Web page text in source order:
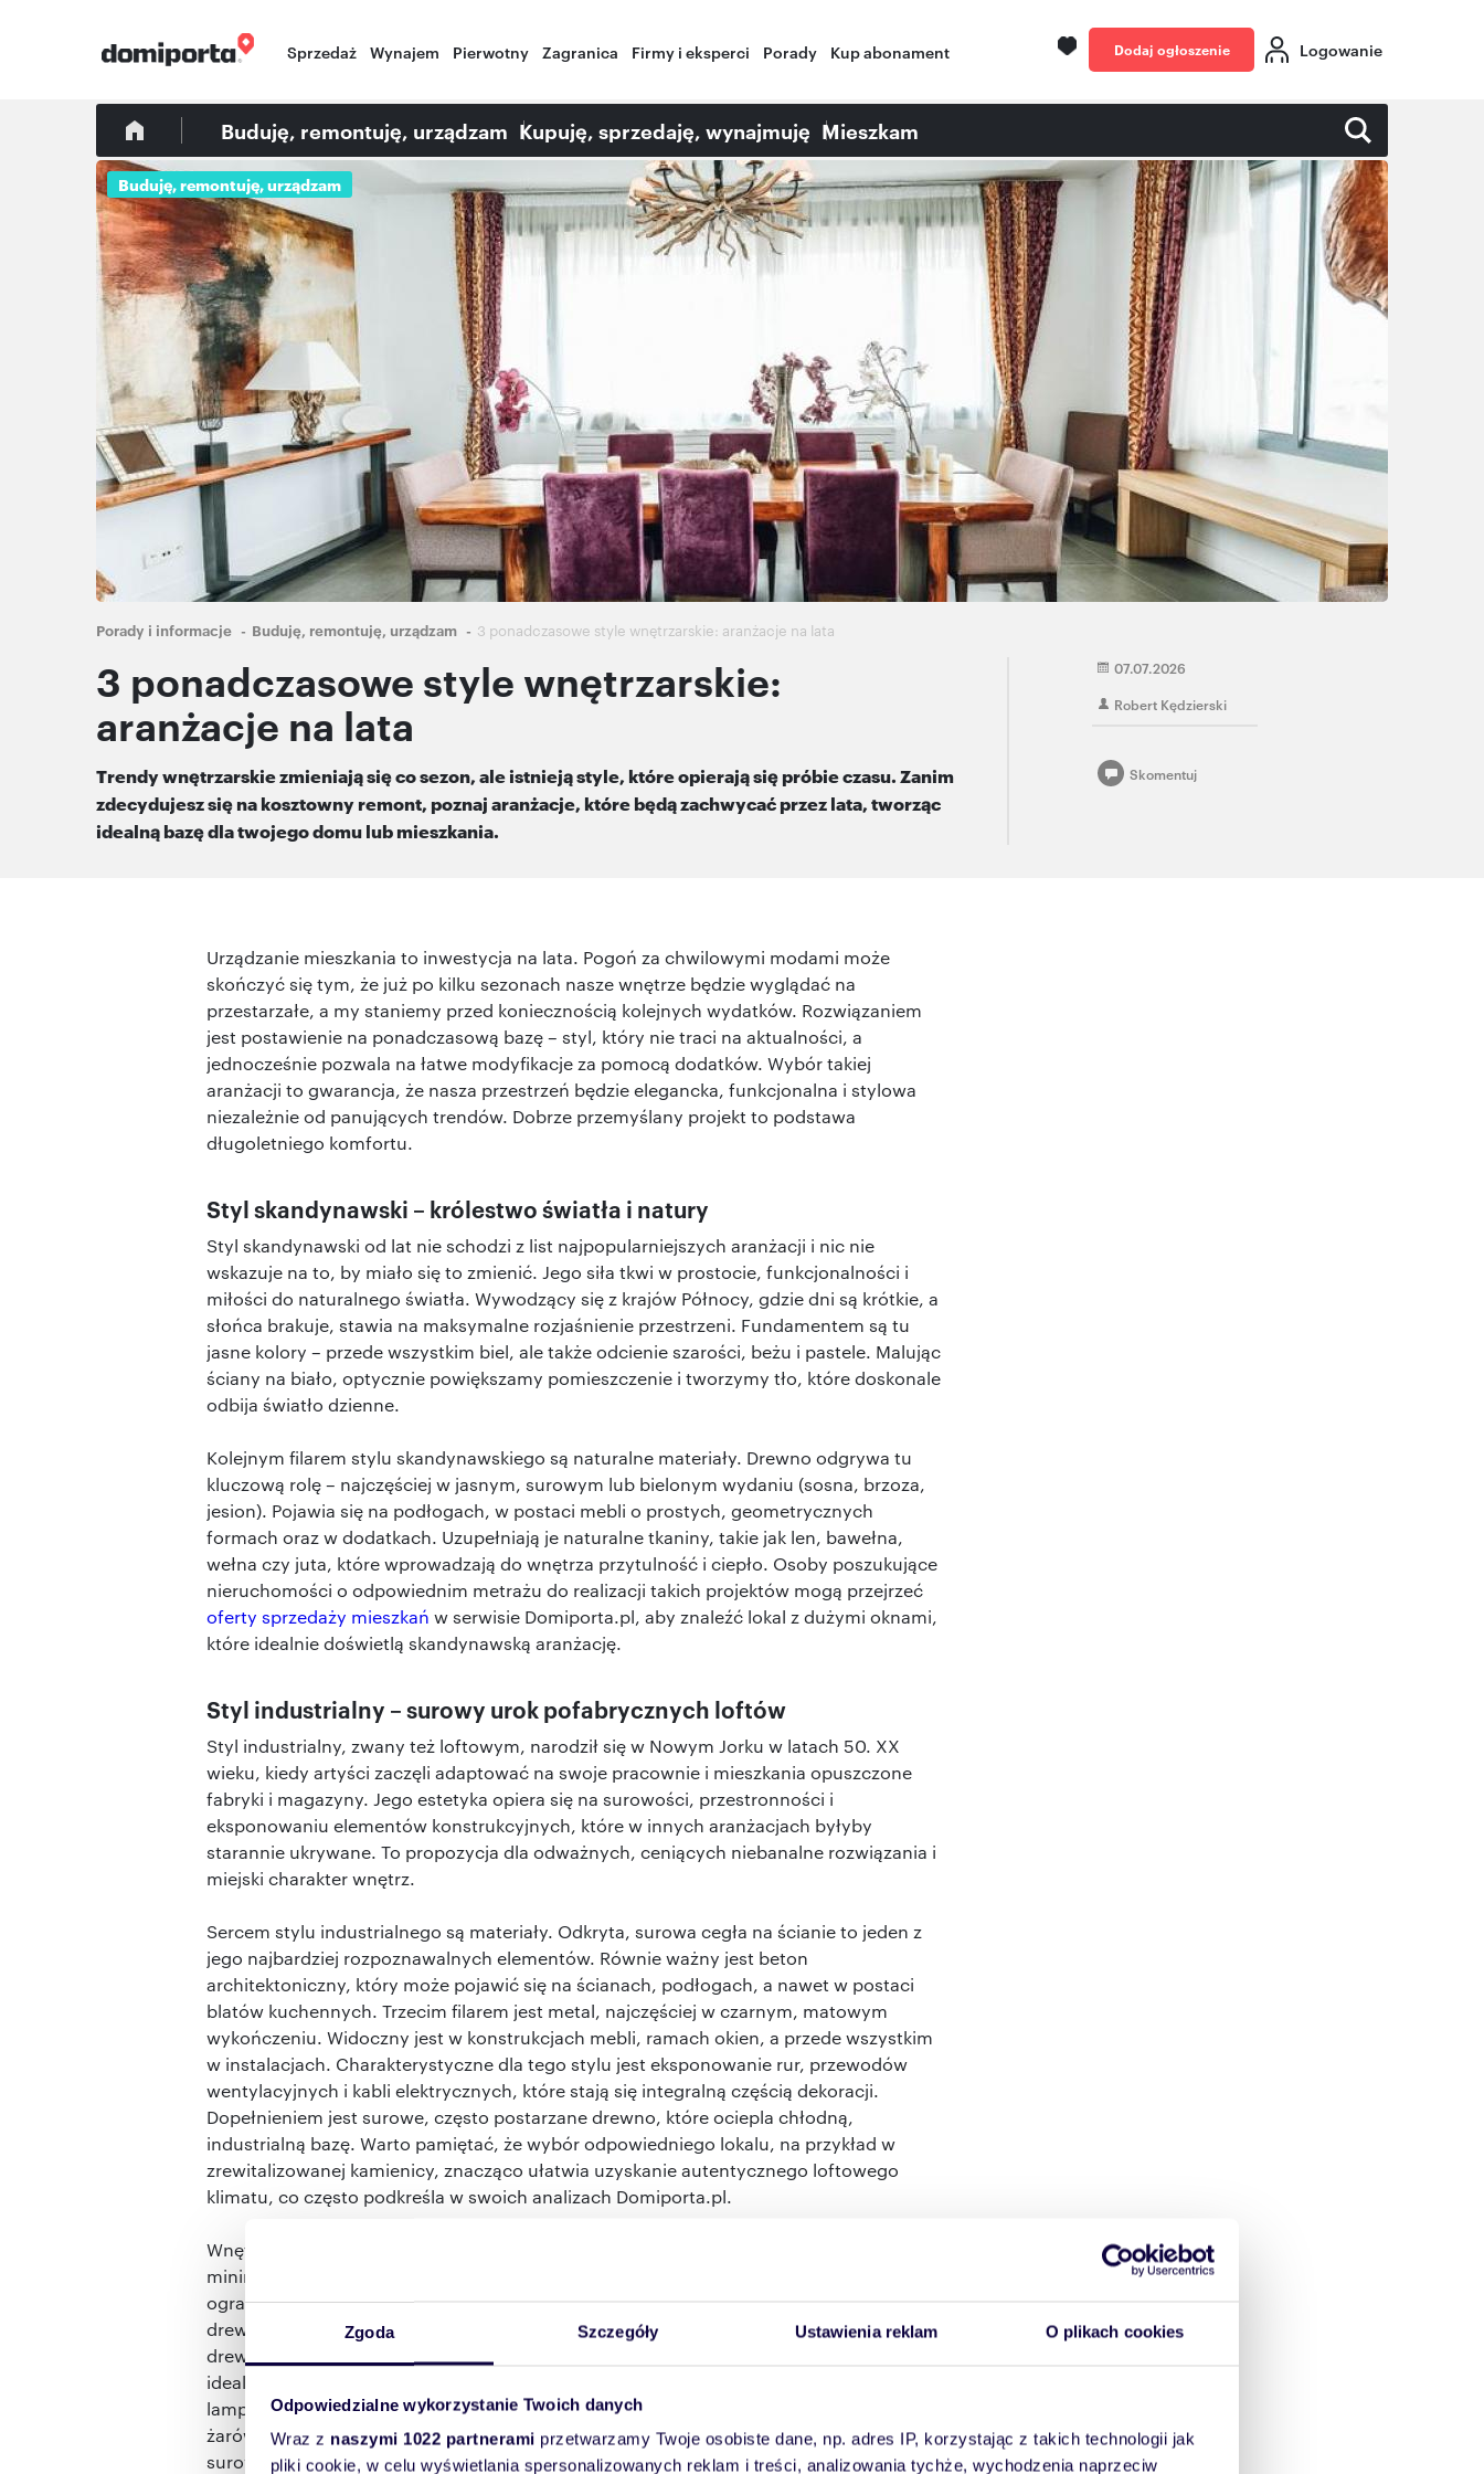
Zgoda Szczegóły Ustawienia reklam O plikach cookies
Odpowiedzialne wykorzystanie Twoich danych
Wraz z naszymi 1022 partnerami przetwarzamy Twoje osobiste dane, np. adres IP, korzystając z takich technologii jak
pliki cookie, w celu wyświetlania spersonalizowanych reklam i treści, analizowania tychże, wychodzenia naprzeciw
Sprzedaż Wynajem Pierwotny Zagranica Firmy i eksperci Porady Kup abonament Dodaj ogłoszenie Logowanie
Buduję, remontuję, urządzam Kupuję, sprzedaję, wynajmuję Mieszkam
Buduję, remontuję, urządzam
Ścieżka
Porady i informacje Buduję, remontuję, urządzam 3 ponadczasowe style wnętrzarskie: aranżacje na lata
3 ponadczasowe style wnętrzarskie:
aranżacje na lata
Trendy wnętrzarskie zmieniają się co sezon, ale istnieją style, które opierają się próbie czasu. Zanim
zdecydujesz się na kosztowny remont, poznaj aranżacje, które będą zachwycać przez lata, tworząc
idealną bazę dla twojego domu lub mieszkania.
07.07.2026
Robert Kędzierski
Skomentuj
Urządzanie mieszkania to inwestycja na lata. Pogoń za chwilowymi modami może
skończyć się tym, że już po kilku sezonach nasze wnętrze będzie wyglądać na
przestarzałe, a my staniemy przed koniecznością kolejnych wydatków. Rozwiązaniem
jest postawienie na ponadczasową bazę – styl, który nie traci na aktualności, a
jednocześnie pozwala na łatwe modyfikacje za pomocą dodatków. Wybór takiej
aranżacji to gwarancja, że nasza przestrzeń będzie elegancka, funkcjonalna i stylowa
niezależnie od panujących trendów. Dobrze przemyślany projekt to podstawa
długoletniego komfortu.
Styl skandynawski – królestwo światła i natury
Styl skandynawski od lat nie schodzi z list najpopularniejszych aranżacji i nic nie
wskazuje na to, by miało się to zmienić. Jego siła tkwi w prostocie, funkcjonalności i
miłości do naturalnego światła. Wywodzący się z krajów Północy, gdzie dni są krótkie, a
słońca brakuje, stawia na maksymalne rozjaśnienie przestrzeni. Fundamentem są tu
jasne kolory – przede wszystkim biel, ale także odcienie szarości, beżu i pastele. Malując
ściany na biało, optycznie powiększamy pomieszczenie i tworzymy tło, które doskonale
odbija światło dzienne.
Kolejnym filarem stylu skandynawskiego są naturalne materiały. Drewno odgrywa tu
kluczową rolę – najczęściej w jasnym, surowym lub bielonym wydaniu (sosna, brzoza,
jesion). Pojawia się na podłogach, w postaci mebli o prostych, geometrycznych
formach oraz w dodatkach. Uzupełniają je naturalne tkaniny, takie jak len, bawełna,
wełna czy juta, które wprowadzają do wnętrza przytulność i ciepło. Osoby poszukujące
nieruchomości o odpowiednim metrażu do realizacji takich projektów mogą przejrzeć
oferty sprzedaży mieszkań w serwisie Domiporta.pl, aby znaleźć lokal z dużymi oknami,
które idealnie doświetlą skandynawską aranżację.
Styl industrialny – surowy urok pofabrycznych loftów
Styl industrialny, zwany też loftowym, narodził się w Nowym Jorku w latach 50. XX
wieku, kiedy artyści zaczęli adaptować na swoje pracownie i mieszkania opuszczone
fabryki i magazyny. Jego estetyka opiera się na surowości, przestronności i
eksponowaniu elementów konstrukcyjnych, które w innych aranżacjach byłyby
starannie ukrywane. To propozycja dla odważnych, ceniących niebanalne rozwiązania i
miejski charakter wnętrz.
Sercem stylu industrialnego są materiały. Odkryta, surowa cegła na ścianie to jeden z
jego najbardziej rozpoznawalnych elementów. Równie ważny jest beton
architektoniczny, który może pojawić się na ścianach, podłogach, a nawet w postaci
blatów kuchennych. Trzecim filarem jest metal, najczęściej w czarnym, matowym
wykończeniu. Widoczny jest w konstrukcjach mebli, ramach okien, a przede wszystkim
w instalacjach. Charakterystyczne dla tego stylu jest eksponowanie rur, przewodów
wentylacyjnych i kabli elektrycznych, które stają się integralną częścią dekoracji.
Dopełnieniem jest surowe, często postarzane drewno, które ociepla chłodną,
industrialną bazę. Warto pamiętać, że wybór odpowiedniego lokalu, na przykład w
zrewitalizowanej kamienicy, znacząco ułatwia uzyskanie autentycznego loftowego
klimatu, co często podkreśla w swoich analizach Domiporta.pl.
Wnętrza loftowe kochają otwarte przestrzenie. Wysokie sufity, duże, nieosłonięte okna i
minimalna liczba ścian działowych potęgują wrażenie przestronności. Paleta barw jest
ograniczona i bazuje na szarościach, czerni, bieli oraz naturalnym kolorze cegły i
drewna. Meble są proste, solidne i funkcjonalne. Metalowe regały, masywne stoły z
drewnianym blatem na stalowych nogach, skórzane sofy i proste, metalowe krzesła
idealnie wpisują się w tę estetykę. Niezwykle istotne jest oświetlenie – duże, metalowe
lampy wiszące, przypominające te z hal fabrycznych, reflektory na szynach oraz gołe
żarówki Edisona na długich kablach podkreślają surowy klimat aranżacji. Mimo swojej
surowości, dobrze zaprojektowane wnętrze industrialne może być niezwykle